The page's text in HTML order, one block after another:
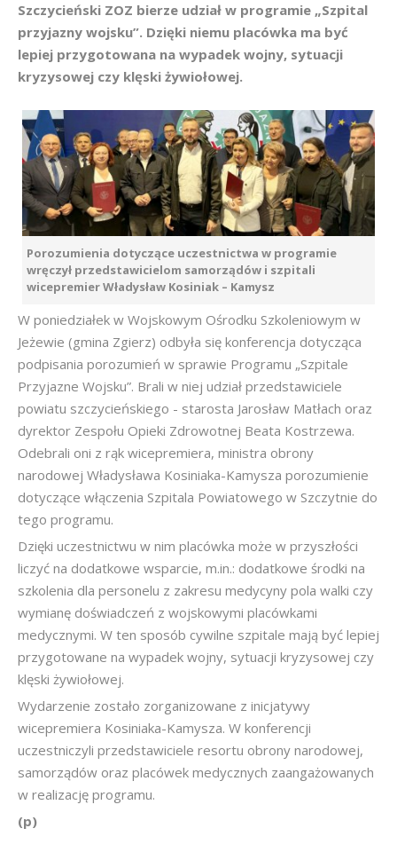
Szczycieński ZOZ bierze udział w programie „Szpital
przyjazny wojsku”. Dzięki niemu placówka ma być
lepiej przygotowana na wypadek wojny, sytuacji
kryzysowej czy klęski żywiołowej.
Porozumienia dotyczące uczestnictwa w programie
wręczył przedstawicielom samorządów i szpitali
wicepremier Władysław Kosiniak – Kamysz
W poniedziałek w Wojskowym Ośrodku Szkoleniowym w
Jeżewie (gmina Zgierz) odbyła się konferencja dotycząca
podpisania porozumień w sprawie Programu „Szpitale
Przyjazne Wojsku”. Brali w niej udział przedstawiciele
powiatu szczycieńskiego - starosta Jarosław Matłach oraz
dyrektor Zespołu Opieki Zdrowotnej Beata Kostrzewa.
Odebrali oni z rąk wicepremiera, ministra obrony
narodowej Władysława Kosiniaka-Kamysza porozumienie
dotyczące włączenia Szpitala Powiatowego w Szczytnie do
tego programu.
Dzięki uczestnictwu w nim placówka może w przyszłości
liczyć na dodatkowe wsparcie, m.in.: dodatkowe środki na
szkolenia dla personelu z zakresu medycyny pola walki czy
wymianę doświadczeń z wojskowymi placówkami
medycznymi. W ten sposób cywilne szpitale mają być lepiej
przygotowane na wypadek wojny, sytuacji kryzysowej czy
klęski żywiołowej.
Wydarzenie zostało zorganizowane z inicjatywy
wicepremiera Kosiniaka-Kamysza. W konferencji
uczestniczyli przedstawiciele resortu obrony narodowej,
samorządów oraz placówek medycznych zaangażowanych
w realizację programu.
(p)